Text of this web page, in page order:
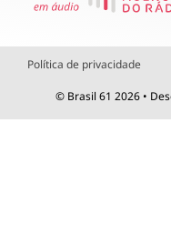
Política de privacidade
© Brasil 61 2026 •